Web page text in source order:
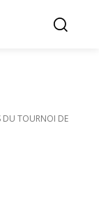
DU TOURNOI DE